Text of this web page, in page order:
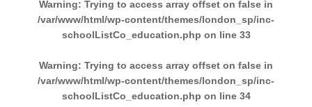
Warning: Trying to access array offset on false in
/var/www/html/wp-content/themes/london_sp/inc-
schoolListCo_education.php on line 33
Warning: Trying to access array offset on false in
/var/www/html/wp-content/themes/london_sp/inc-
schoolListCo_education.php on line 34